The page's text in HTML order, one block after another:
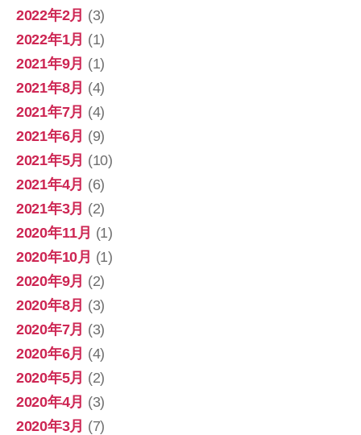
2022年2月 (3)
2022年1月 (1)
2021年9月 (1)
2021年8月 (4)
2021年7月 (4)
2021年6月 (9)
2021年5月 (10)
2021年4月 (6)
2021年3月 (2)
2020年11月 (1)
2020年10月 (1)
2020年9月 (2)
2020年8月 (3)
2020年7月 (3)
2020年6月 (4)
2020年5月 (2)
2020年4月 (3)
2020年3月 (7)